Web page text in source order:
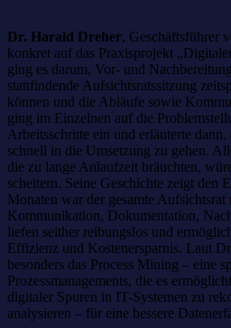
Dr. Harald Dreher, Geschäftsführer
konkret auf das Praxisprojekt
ging es darum, Vor- und
stattfindende Aufsichtsratssitzung
können und die Abläufe sowie
ging im Einzelnen auf die
Arbeitsschritte ein und erläuterte
schnell in die Umsetzung zu gehen.
die zu lange Anlaufzeit bräuchten,
scheitern. Seine Geschichte zeigt den
Monaten war der gesamte
Kommunikation, Dokumentation,
liefen seither reibungslos und
Effizienz und Kostenersparnis. Laut
besonders das Process Mining – eine
Prozessmanagements, die es
digitaler Spuren in IT-Systemen zu
analysieren – für eine bessere